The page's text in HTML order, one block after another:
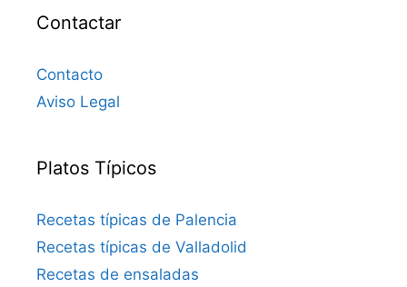
Contactar
Contacto
Aviso Legal
Platos Típicos
Recetas típicas de Palencia
Recetas típicas de Valladolid
Recetas de ensaladas